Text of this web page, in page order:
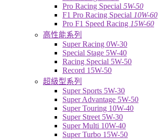
Pro Racing Special 5W-50
F1 Pro Racing Special 10W-60
Pro F1 Speed Racing 15W-60
高性能系列
Super Racing 0W-30
Special Stage 5W-40
Racing Special 5W-50
Record 15W-50
超級型系列
Super Sports 5W-30
Super Advantage 5W-50
Super Touring 10W-40
Super Street 5W-30
Super Multi 10W-40
Super Turbo 15W-50